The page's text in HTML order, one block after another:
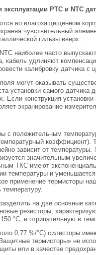
РТС и NTC
во влагозащищенном
чувствительный
гильзы вверх .
наиболее часто
кабель удлиняют
калибровку датчика с
могут оказывать
установки самого
Если конструкция
экранирование
с положительным
коэффициент).
зависит от
значительным
ТКС имеют
температуры и
применение термисторы
температуру.
на две основные
резисторы,
°С, и отрицательную в
0,77 %/°С) силисторы
термисторы» не
или в качестве